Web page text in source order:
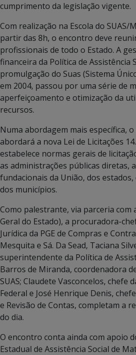
cumprimento da legislação vigente.
Com realização na Escola do SUAS/
partir das 8h, o encontro deve
profissionais de todo o Estado. A
financeira da Política de Assistência
promulgação do Suas (Sistema
em 2004, passou por uma série de
aperfeiçoamento e otimização da
recursos.
Numa abordagem mais específica,
abordará a nova Lei de Licitações
estabelece normas gerais de
as administrações públicas diretas,
fundacionais da União, dos
dos municípios.
Como palestrante, via parceria com
Geral do Estado), a procuradora-
Jurídica da PGE de Compras e
Mesquita e Sá. Da Sead, Taciana
superintendente da Política de
Barros de Miranda, coordenadora
SUAS; Claudete Vasconcelos, chefe
Federal e José Henrique Denis,
e Revisão de Contas, completam a
do dia.
O encontro conta ainda com apoio
Estadual de Assistência Social de